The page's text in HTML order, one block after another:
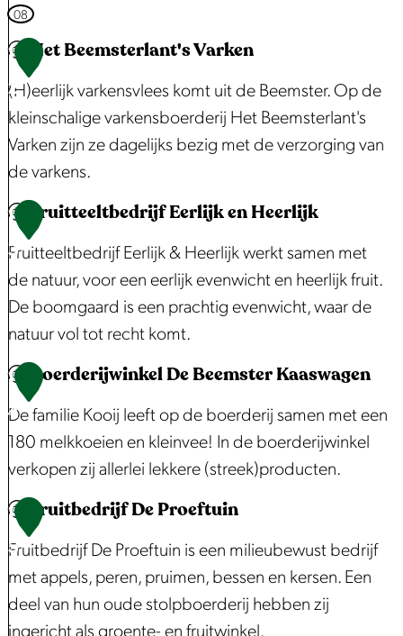
t
F
a
m
i
l
i
e
K
n
i
p
o
l
e
n
D
e
N
a
c
h
t
e
g
a
a
l
D
e
N
i
c
o
l
a
s
h
o
e
v
08
1
2
Het Beemsterlant's Varken
(H)eerlijk varkensvlees komt uit de Beemster. Op de
kleinschalige varkensboerderij Het Beemsterlant's
Varken zijn ze dagelijks bezig met de verzorging van
de varkens.
H
e
t
B
e
e
m
t
e
r
l
n
t
'
1
3
Fruitteeltbedrijf Eerlijk en Heerlijk
Fruitteeltbedrijf Eerlijk & Heerlijk werkt samen met
de natuur, voor een eerlijk evenwicht en heerlijk fruit.
De boomgaard is een prachtig evenwicht, waar de
natuur vol tot recht komt.
F
u
t
t
e
l
t
1
4
Boerderijwinkel De Beemster Kaaswagen
De familie Kooij leeft op de boerderij samen met een
180 melkkoeien en kleinvee! In de boerderijwinkel
verkopen zij allerlei lekkere (streek)producten.
B
e
r
d
1
5
Fruitbedrijf De Proeftuin
Fruitbedrijf De Proeftuin is een milieubewust bedrijf
met appels, peren, pruimen, bessen en kersen. Een
deel van hun oude stolpboerderij hebben zij
ingericht als groente- en fruitwinkel.